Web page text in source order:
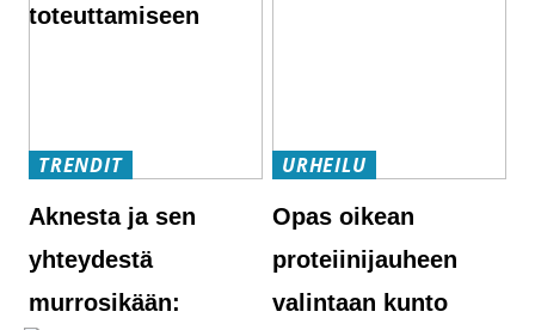
toteuttamiseen
TRENDIT
Aknesta ja sen
yhteydestä
murrosikään:
URHEILU
Opas oikean
proteiinijauheen
valintaan kunto